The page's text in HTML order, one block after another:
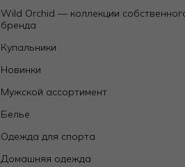
Wild Orchid — коллекции
бренда
Купальники
Новинки
Мужской ассортимент
Белье
Одежда для спорта
Домашняя одежда